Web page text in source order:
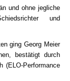
und ohne jegliche
und
ging Georg Meier
bestätigt durch
(ELO-Performance